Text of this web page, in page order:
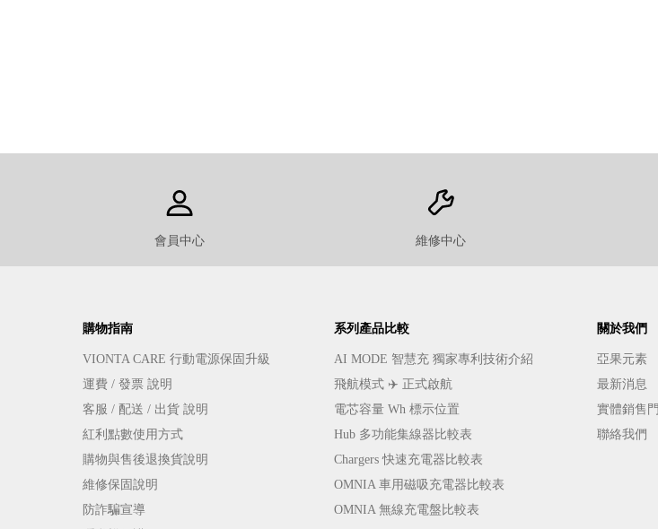
會員中心 維修中心
購物指南
VIONTA CARE 行動電源保固升級
運費 / 發票 說明
客服 / 配送 / 出貨 說明
紅利點數使用方式
購物與售後退換貨說明
維修保固說明
防詐騙宣導
系列產品比較
AI MODE 智慧充 獨家專利技術介紹
飛航模式 ✈️ 正式啟航
電芯容量 Wh 標示位置
Hub 多功能集線器比較表
Chargers 快速充電器比較表
OMNIA 車用磁吸充電器比較表
OMNIA 無線充電盤比較表
關於我們
亞果元素
最新消息
實體銷售
聯絡我們